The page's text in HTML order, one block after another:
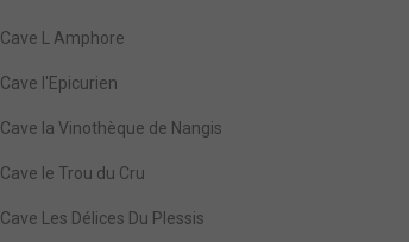
Cave L Amphore
Cave l'Epicurien
Cave la Vinothèque de Nangis
Cave le Trou du Cru
Cave Les Délices Du Plessis